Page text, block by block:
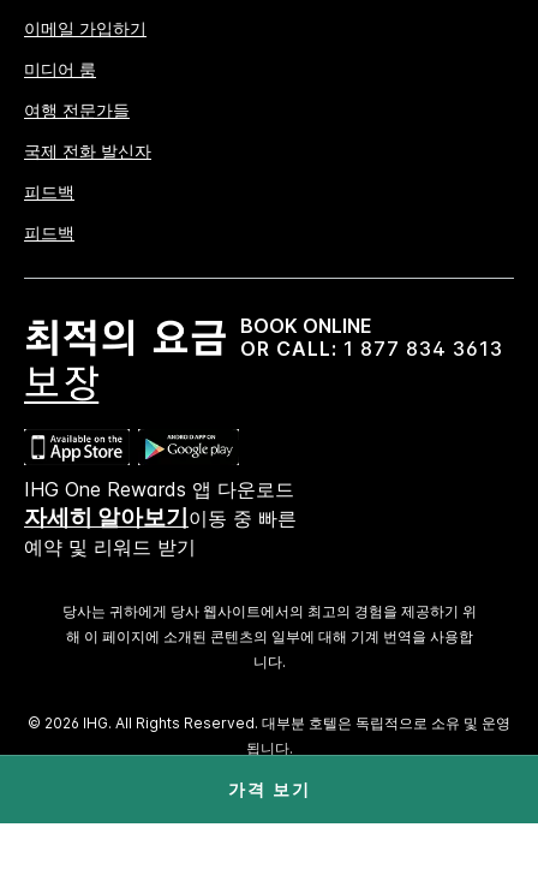
가격 보기
이메일 가입하기
미디어 룸
여행 전문가들
국제 전화 발신자
피드백
피드백
BOOK ONLINE
OR CALL: 1 877 834 3613
IHG One Rewards 앱 다운로드
자세히 알아보기 이동 중 빠른
예약 및 리워드 받기
당사는 귀하에게 당사 웹사이트에서의 최고의 경험을 제공하기 위
해 이 페이지에 소개된 콘텐츠의 일부에 대해 기계 번역을 사용합
니다.
© 2026 IHG. All Rights Reserved. 대부분 호텔은 독립적으로 소유 및 운영
됩니다.